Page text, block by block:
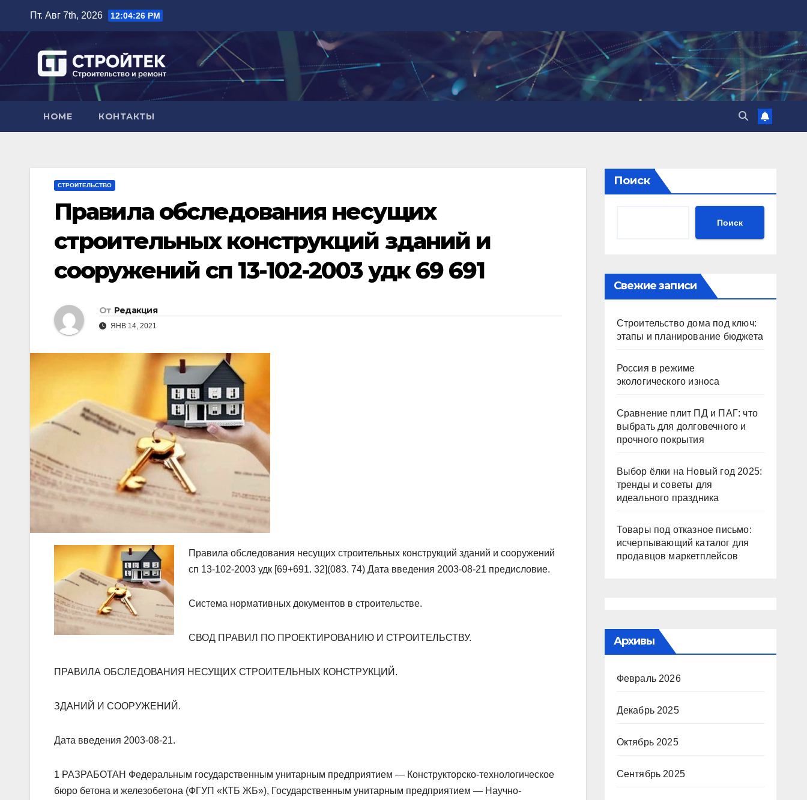
содержимому
Пт. Авг 7th, 2026 12:04:28 PM
HOME КОНТАКТЫ
СТРОИТЕЛЬСТВО
Правила обследования несущих
строительных конструкций зданий и
сооружений сп 13-102-2003 удк 69 691
От Редакция
ЯНВ 14, 2021
Правила обследования несущих строительных конструкций зданий и сооружений
сп 13-102-2003 удк [69+691. 32](083. 74) Дата введения 2003-08-21 предисловие.
Система нормативных документов в строительстве.
СВОД ПРАВИЛ ПО ПРОЕКТИРОВАНИЮ И СТРОИТЕЛЬСТВУ.
ПРАВИЛА ОБСЛЕДОВАНИЯ НЕСУЩИХ СТРОИТЕЛЬНЫХ КОНСТРУКЦИЙ.
ЗДАНИЙ И СООРУЖЕНИЙ.
Дата введения 2003-08-21.
1 РАЗРАБОТАН Федеральным государственным унитарным предприятием — Конструкторско-технологическое
бюро бетона и железобетона (ФГУП «КТБ ЖБ»), Государственным унитарным предприятием — Научно-
Поиск
Поиск
Свежие записи
Строительство дома под ключ:
этапы и планирование бюджета
Россия в режиме
экологического износа
Сравнение плит ПД и ПАГ: что
выбрать для долговечного и
прочного покрытия
Выбор ёлки на Новый год 2025:
тренды и советы для
идеального праздника
Товары под отказное письмо:
исчерпывающий каталог для
продавцов маркетплейсов
Архивы
Февраль 2026
Декабрь 2025
Октябрь 2025
Сентябрь 2025